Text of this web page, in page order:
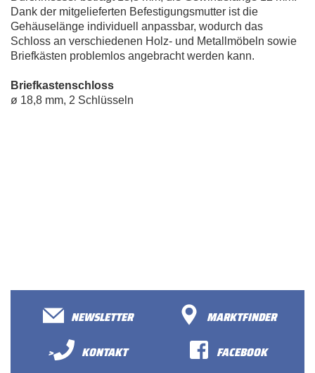
Dank der mitge ieferten Befestigungsmutter ist die
Gehäuse änge individue anpassbar, wodurch das
Sch oss an verschiedenen Ho z- und Meta möbe n sowie
Briefkästen prob em os angebracht werden kann.
Briefkastenschloss
ø 18,8 mm, 2 Schlüsseln
NEWSLETTER
MARKTFINDER
>
KONTAKT
FACEBOOK